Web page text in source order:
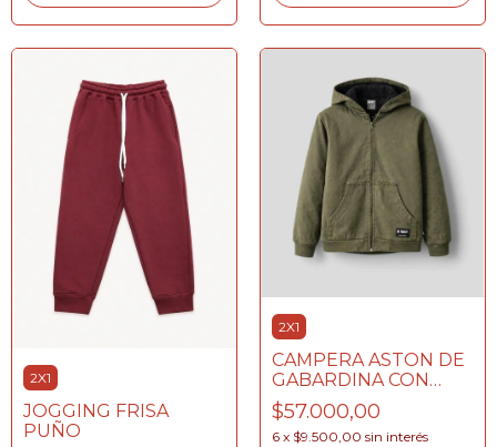
2X1
JOGGING FRISA
PUÑO
2X1
CAMPERA ASTON DE
GABARDINA CON
PIEL
$57.000,00
6 x $9.500,00 sin interés